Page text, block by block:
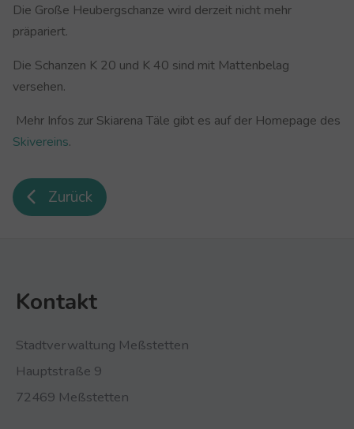
Die Große Heubergschanze wird derzeit nicht mehr
präpariert.
Die Schanzen K 20 und K 40 sind mit Mattenbelag
versehen.
Mehr Infos zur Skiarena Täle gibt es auf der Homepage des
Skivereins.
Zurück
Kontakt
Stadtverwaltung Meßstetten
Hauptstraße 9
72469 Meßstetten